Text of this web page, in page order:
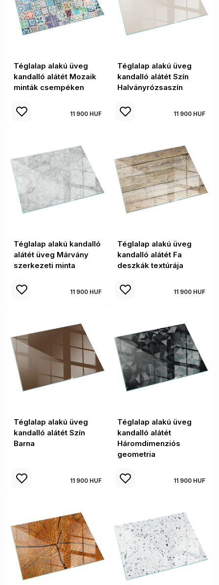
Téglalap alakú üveg
kandalló alátét Mozaik
minták csempéken
11 900 HUF
Téglalap alakú üveg
kandalló alátét Szín
Halványrózsaszín
11 900 HUF
Téglalap alakú kandalló
alátét üveg Márvány
szerkezeti minta
11 900 HUF
Téglalap alakú üveg
kandalló alátét Fa
deszkák textúrája
11 900 HUF
Téglalap alakú üveg
kandalló alátét Szín
Barna
11 900 HUF
Téglalap alakú üveg
kandalló alátét
Háromdimenziós
geometria
11 900 HUF